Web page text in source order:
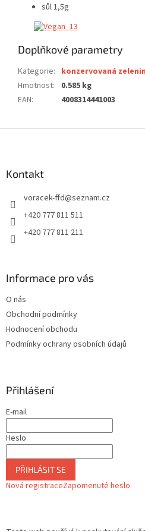
sůl 1,5g
Doplňkové parametry
Kategorie: konzervovaná
Hmotnost:
0.585 kg
EAN: 4008314441003
Kontakt
voracek-ffd@seznam.cz
+420 777 811 511
+420 777 811 211
Informace pro vás
O nás
Obchodní podmínky
Hodnocení obchodu
Podmínky ochrany osobních údajů
Přihlášení
E-mail
Heslo
PŘIHLÁSIT SE
Nová registraceZapomenuté heslo